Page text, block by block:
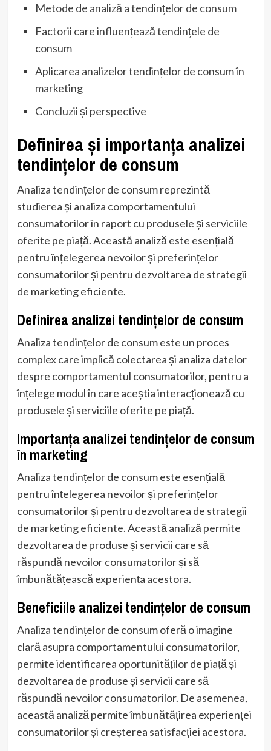
Metode de analiză a tendințelor de consum
Factorii care influențează tendințele de
consum
Aplicarea analizelor tendințelor de consum în
marketing
Concluzii și perspective
Definirea și importanța analizei
tendințelor de consum
Analiza tendințelor de consum reprezintă
studierea și analiza comportamentului
consumatorilor în raport cu produsele și serviciile
oferite pe piață. Această analiză este esențială
pentru înțelegerea nevoilor și preferințelor
consumatorilor și pentru dezvoltarea de strategii
de marketing eficiente.
Definirea analizei tendințelor de consum
Analiza tendințelor de consum este un proces
complex care implică colectarea și analiza datelor
despre comportamentul consumatorilor, pentru a
înțelege modul în care aceștia interacționează cu
produsele și serviciile oferite pe piață.
Importanța analizei tendințelor de consum
în marketing
Analiza tendințelor de consum este esențială
pentru înțelegerea nevoilor și preferințelor
consumatorilor și pentru dezvoltarea de strategii
de marketing eficiente. Această analiză permite
dezvoltarea de produse și servicii care să
răspundă nevoilor consumatorilor și să
îmbunătățească experiența acestora.
Beneficiile analizei tendințelor de consum
Analiza tendințelor de consum oferă o imagine
clară asupra comportamentului consumatorilor,
permite identificarea oportunităților de piață și
dezvoltarea de produse și servicii care să
răspundă nevoilor consumatorilor. De asemenea,
această analiză permite îmbunătățirea experienței
consumatorilor și creșterea satisfacției acestora.